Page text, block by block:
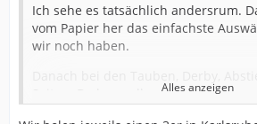
Ich sehe es tatsächlich andersrum.
vom Papier her das einfachste
wir noch haben.
Seiten. Da kann alles passieren.
Alles anzeigen